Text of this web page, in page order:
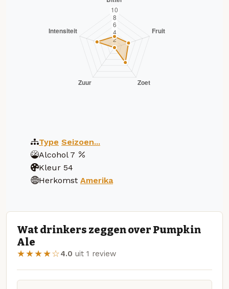
Type Seizoen...
Alcohol 7
Kleur 54
Herkomst Amerika
Wat drinkers zeggen over Pumpkin
Ale
★★★★☆4.0 uit 1 review